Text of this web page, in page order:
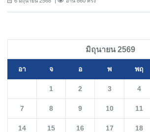
มิถุนายน 2569
อา จ อ พ พฤ
1 2 3 4
7 8 9 10 11
14 15 16 17 18